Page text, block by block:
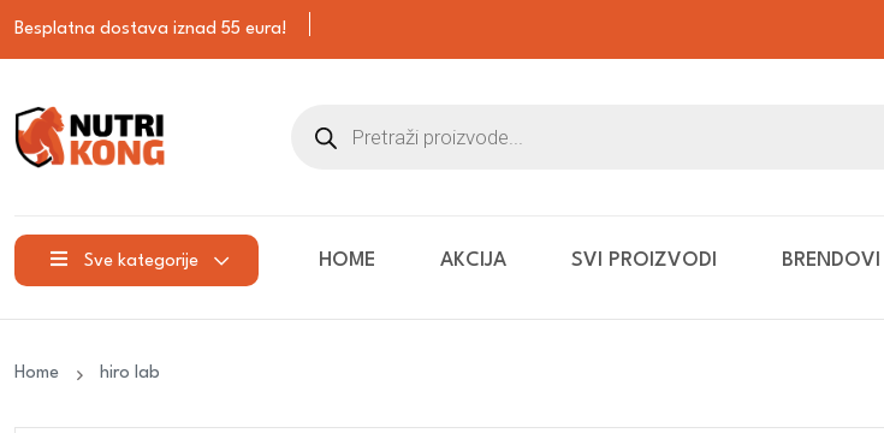
Besplatna dostava iznad 55 eura!
Sve kategorije HOME AKCIJA SVI PROIZVODI BRENDOVI
Home hiro lab